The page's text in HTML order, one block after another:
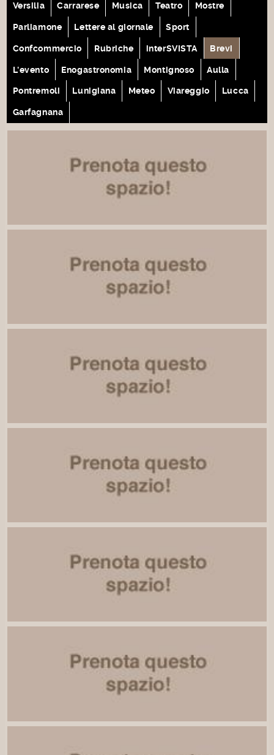
Versilia Carrarese Musica Teatro Mostre
Parliamone Lettere al giornale Sport
Confcommercio Rubriche interSVISTA Brevi
L'evento Enogastronomia Montignoso Aulla
Pontremoli Lunigiana Meteo Viareggio Lucca
Garfagnana